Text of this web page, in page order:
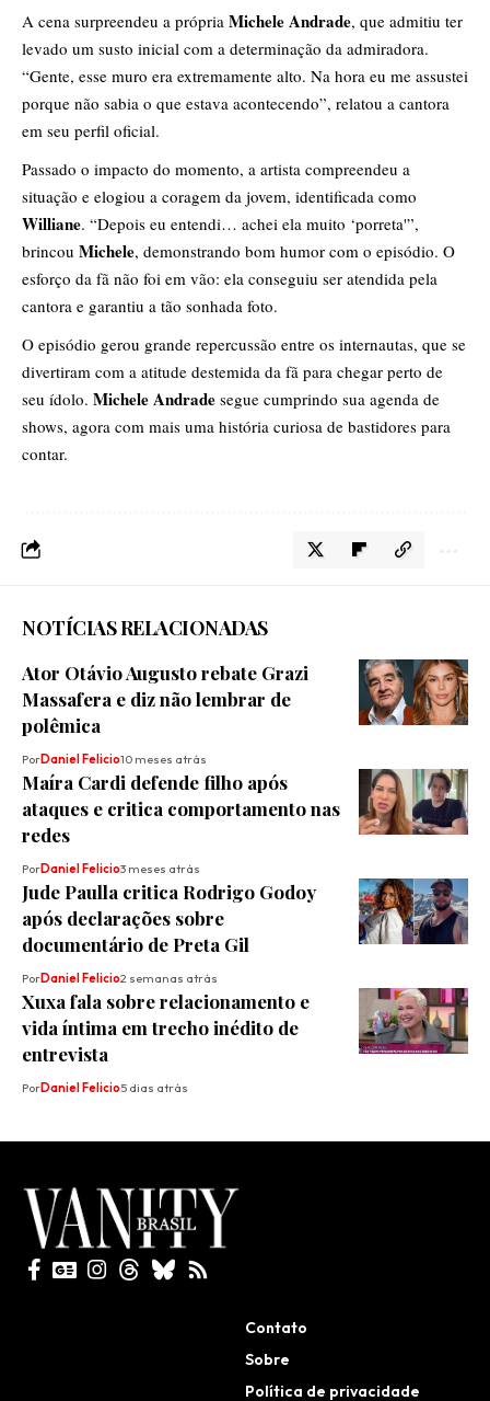
A cena surpreendeu a própria Michele Andrade, que admitiu ter
levado um susto inicial com a determinação da admiradora.
“Gente, esse muro era extremamente alto. Na hora eu me assustei
porque não sabia o que estava acontecendo”, relatou a cantora
em seu perfil oficial.
Passado o impacto do momento, a artista compreendeu a
situação e elogiou a coragem da jovem, identificada como
Williane. “Depois eu entendi… achei ela muito ‘porreta'”,
brincou Michele, demonstrando bom humor com o episódio. O
esforço da fã não foi em vão: ela conseguiu ser atendida pela
cantora e garantiu a tão sonhada foto.
O episódio gerou grande repercussão entre os internautas, que se
divertiram com a atitude destemida da fã para chegar perto de
seu ídolo. Michele Andrade segue cumprindo sua agenda de
shows, agora com mais uma história curiosa de bastidores para
contar.
NOTÍCIAS RELACIONADAS
Ator Otávio Augusto rebate Grazi
Massafera e diz não lembrar de
polêmica
PorDaniel Felicio10 meses atrás
Maíra Cardi defende filho após
ataques e critica comportamento nas
redes
PorDaniel Felicio3 meses atrás
Jude Paulla critica Rodrigo Godoy
após declarações sobre
documentário de Preta Gil
PorDaniel Felicio2 semanas atrás
Xuxa fala sobre relacionamento e
vida íntima em trecho inédito de
entrevista
PorDaniel Felicio5 dias atrás
Contato
Sobre
Política de privacidade